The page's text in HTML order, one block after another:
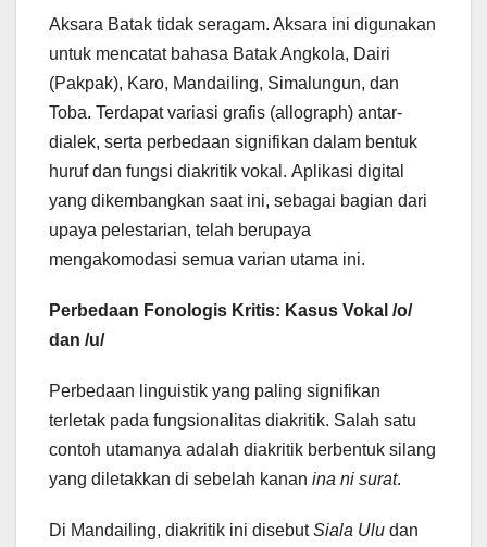
Aksara Batak tidak seragam. Aksara ini digunakan
untuk mencatat bahasa Batak Angkola, Dairi
(Pakpak), Karo, Mandailing, Simalungun, dan
Toba. Terdapat variasi grafis (allograph) antar-
dialek, serta perbedaan signifikan dalam bentuk
huruf dan fungsi diakritik vokal. Aplikasi digital
yang dikembangkan saat ini, sebagai bagian dari
upaya pelestarian, telah berupaya
mengakomodasi semua varian utama ini.
Perbedaan Fonologis Kritis: Kasus Vokal /o/
dan /u/
Perbedaan linguistik yang paling signifikan
terletak pada fungsionalitas diakritik. Salah satu
contoh utamanya adalah diakritik berbentuk silang
yang diletakkan di sebelah kanan ina ni surat.
Di Mandailing, diakritik ini disebutSiala Ulu dan